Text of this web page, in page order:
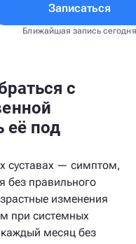
Записаться
Ближайшая запись сегодня
с
её под
суставах — симптом,
без правильного
изменения
при системных
месяц без